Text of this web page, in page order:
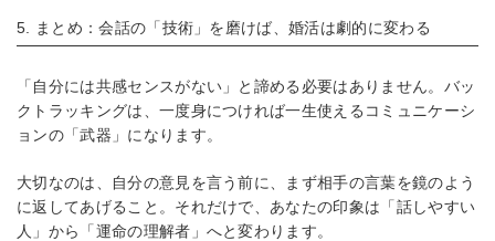
5. まとめ：会話の「技術」を磨けば、婚活は劇的に変わる
「自分には共感センスがない」と諦める必要はありません。バッ
クトラッキングは、一度身につければ一生使えるコミュニケーシ
ョンの「武器」になります。
大切なのは、自分の意見を言う前に、まず相手の言葉を鏡のよう
に返してあげること。それだけで、あなたの印象は「話しやすい
人」から「運命の理解者」へと変わります。